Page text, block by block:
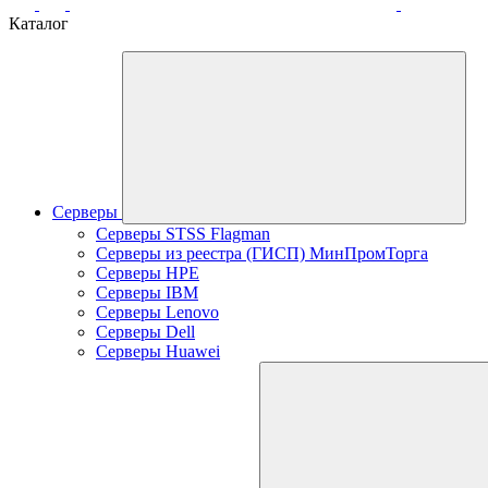
Каталог
Серверы
Серверы STSS Flagman
Серверы из реестра (ГИСП) МинПромТорга
Серверы HPE
Серверы IBM
Серверы Lenovo
Серверы Dell
Серверы Huawei